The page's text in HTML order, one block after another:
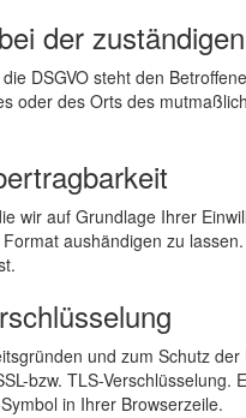
der
DSGVO steht den
oder des Orts des
wir auf Grundlage Ihrer
aushändigen zu
und zum Schutz
bzw. TLS-Verschlüsselung.
in Ihrer Browserzeile.